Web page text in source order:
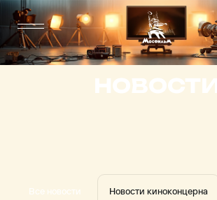
Все новости Новости киноконцерна